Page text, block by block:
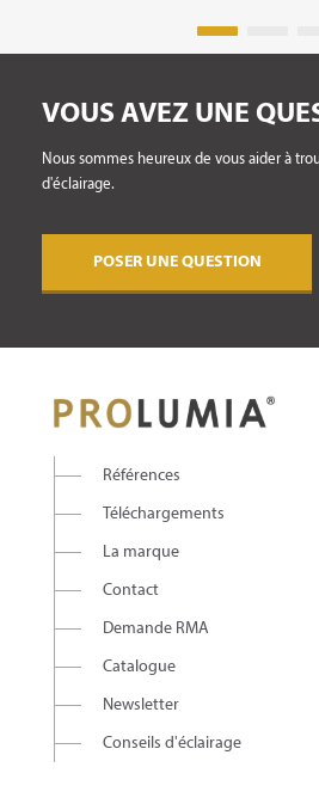
VOUS AVEZ UNE
Nous sommes heureux de vous aider à
d'éclairage.
POSER UNE QUESTION
Références
Téléchargements
La marque
Contact
Demande RMA
Catalogue
Newsletter
Conseils d'éclairage